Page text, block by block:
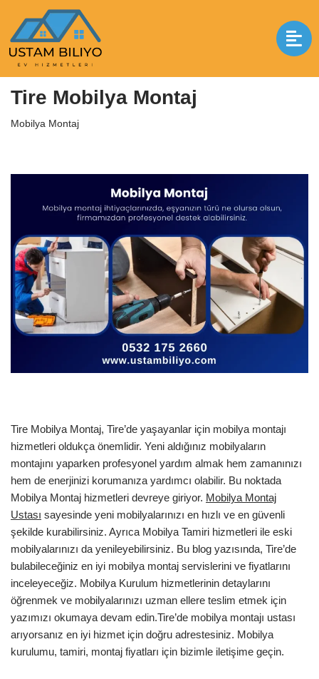
İçeriğe
geç
Anasayfa|Mobilya Montaj
Tire Mobilya Montaj
Mobilya Montaj
Tire Mobilya Montaj, Tire’de yaşayanlar için mobilya montajı
hizmetleri oldukça önemlidir. Yeni aldığınız mobilyaların
montajını yaparken profesyonel yardım almak hem zamanınızı
hem de enerjinizi korumanıza yardımcı olabilir. Bu noktada
Mobilya Montaj hizmetleri devreye giriyor. Mobilya Montaj
Ustası sayesinde yeni mobilyalarınızı en hızlı ve en güvenli
şekilde kurabilirsiniz. Ayrıca Mobilya Tamiri hizmetleri ile eski
mobilyalarınızı da yenileyebilirsiniz. Bu blog yazısında, Tire’de
bulabileceğiniz en iyi mobilya montaj servislerini ve fiyatlarını
inceleyeceğiz. Mobilya Kurulum hizmetlerinin detaylarını
öğrenmek ve mobilyalarınızı uzman ellere teslim etmek için
yazımızı okumaya devam edin.Tire’de mobilya montajı ustası
arıyorsanız en iyi hizmet için doğru adrestesiniz. Mobilya
kurulumu, tamiri, montaj fiyatları için bizimle iletişime geçin.